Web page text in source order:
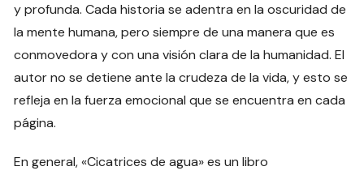
y profunda. Cada historia se adentra en la oscuridad de
la mente humana, pero siempre de una manera que es
conmovedora y con una visión clara de la humanidad. El
autor no se detiene ante la crudeza de la vida, y esto se
refleja en la fuerza emocional que se encuentra en cada
página.
En general, «Cicatrices de agua» es un libro